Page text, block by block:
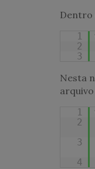
Dentro
1
2
3
Nesta
1
2
3
4